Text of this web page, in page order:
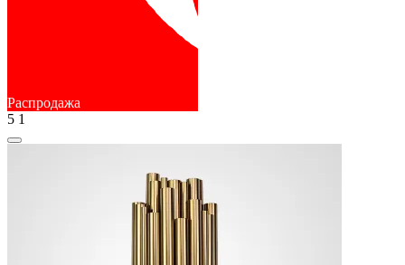
Распродажа
5 1